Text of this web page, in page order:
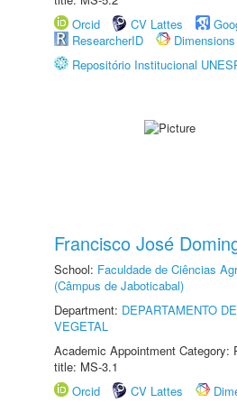
Orcid
CV Lattes
ResearcherID
Dimensions
Repositório Institucional
Francisco José
School: Faculdade de Ciências
(Câmpus de Jaboticabal)
Department: DEPARTAMENTO
VEGETAL
Academic Appointment Category:
title: MS-3.1
Orcid
CV Lattes